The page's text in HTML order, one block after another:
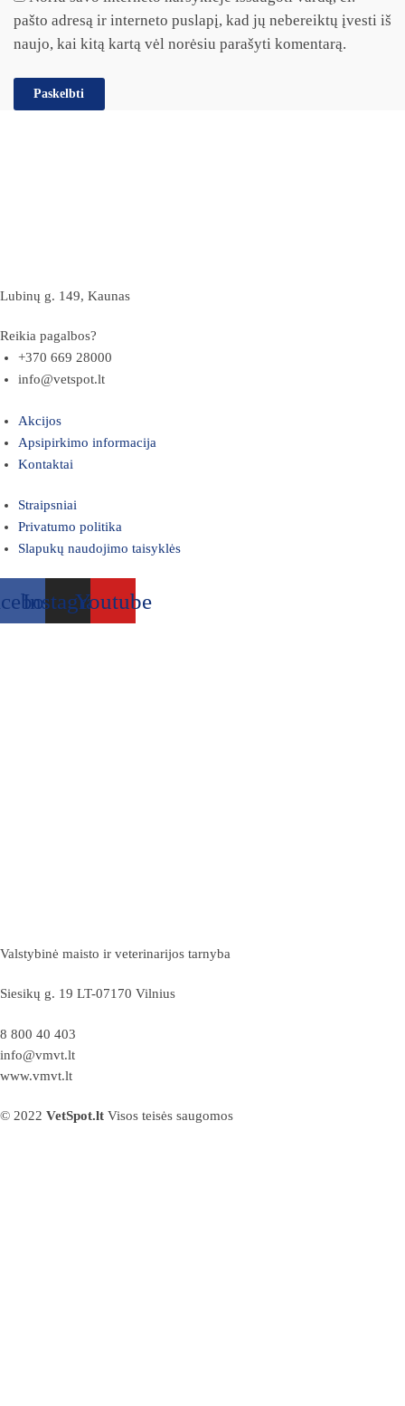
pašto adresą ir interneto puslapį, kad jų nebereiktų įvesti iš
naujo, kai kitą kartą vėl norėsiu parašyti komentarą.
Lubinų g. 149, Kaunas
Reikia pagalbos?
+370 669 28000
info@vetspot.lt
Akcijos
Apsipirkimo informacija
Kontaktai
Straipsniai
Privatumo politika
Slapukų naudojimo taisyklės
InstagramYoutube
Valstybinė maisto ir veterinarijos tarnyba
Siesikų g. 19 LT-07170 Vilnius
8 800 40 403
info@vmvt.lt
www.vmvt.lt
© 2022 VetSpot.lt Visos teisės saugomos